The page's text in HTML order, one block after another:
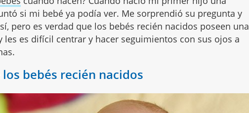
si mi bebé ya podía ver. Me sorprendió su pregunta y
pero es verdad que los bebés recién nacidos poseen una
les es difícil centrar y hacer seguimientos con sus ojos a
bebés recién nacidos